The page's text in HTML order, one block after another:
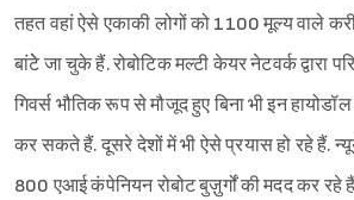
तहत वहां ऐसे एकाकी लोगों को 1100 मूल्य वाले
बांटेे जा चुके हैं. रोबोटिक मल्टी केयर नेटवर्क द्वारा
गिवर्स भौतिक रूप से मौजूद हुए बिना भी इन
कर सकते हैं. दूसरे देशों में भी ऐसे प्रयास हो रहे हैं.
800 एआई कंपेनियन रोबोट बुज़ुर्गों की मदद कर रहे